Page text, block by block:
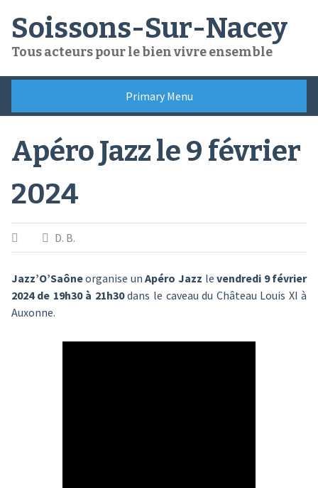
content
Soissons-Sur-Nacey
Tous acteurs pour le bien vivre ensemble
Primary Menu
Apéro Jazz le 9 février
2024
D. B.
Jazz’O’Saôneorganise unApéro Jazz levendredi 9 février
2024 de 19h30 à 21h30dans le caveau du Château Louis XI à
Auxonne.